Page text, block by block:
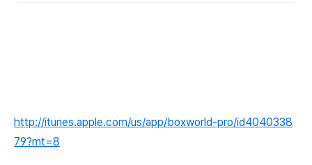
http://itunes.apple.com/us/app/boxworld-pro/id4040338
79?mt=8